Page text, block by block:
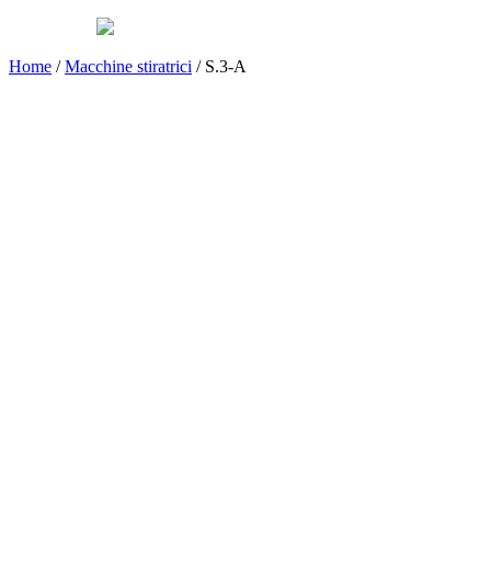
Home /Macchine stiratrici / S.3-A